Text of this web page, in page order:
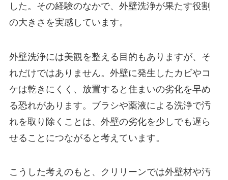
した。その経験のなかで、外壁洗浄が果たす役割
の大きさを実感しています。
外壁洗浄には美観を整える目的もありますが、そ
れだけではありません。外壁に発生したカビやコ
ケは乾きにくく、放置すると住まいの劣化を早め
る恐れがあります。ブラシや薬液による洗浄で汚
れを取り除くことは、外壁の劣化を少しでも遅ら
せることにつながると考えています。
こうした考えのもと、クリリーンでは外壁材や汚